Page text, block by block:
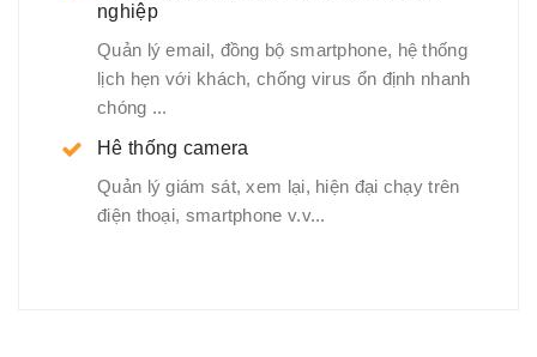
nghiệp
Quản lý email, đồng bộ smartphone, hệ thống
lịch hẹn với khách, chống virus ổn định nhanh
chóng ...
Hê thống camera
Quản lý giám sát, xem lại, hiện đại chạy trên
điện thoại, smartphone v.v...